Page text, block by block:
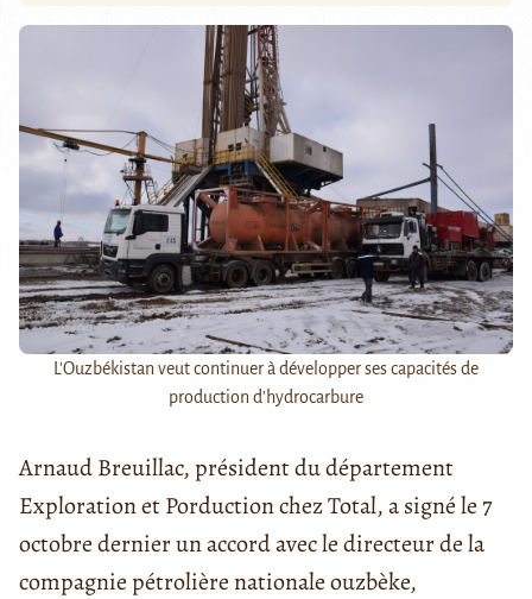
L'Ouzbékistan veut continuer à développer ses capacités de
production d'hydrocarbure
Arnaud Breuillac, président du département
Exploration et Porduction chez Total, a signé le 7
octobre dernier un accord avec le directeur de la
compagnie pétrolière nationale ouzbèke,